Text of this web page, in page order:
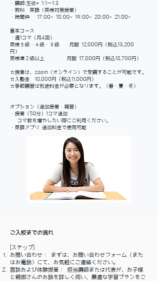
・講師:生徒= 1:1～1:3
・教科 英語（英検対策授業）
・時間枠 17:00- 18:00- 19:00- 20:00- 21:00-
基本コース
・週1コマ（月4回）
英検５級・４級・３級 月謝 12,000円（税込13,200
円）
英検準２級以上 月謝 17,000円（税込18,700円）
☆授業は、zoom（オンライン）で受講することが可能です。
☆入塾金 10,000円（税込11,000円）
☆季節講習は別途料金が必要となります。（春・夏・冬）
オプション（追加授業・補習）
・授業（50分）1コマ追加
コマ数を増やしたい際にご利用ください。
・英語アプリ 追加料金で使用可能
ご入校までの流れ
[ステップ]
お問い合わせ： まずは、お問い合わせフォーム（また
はお電話）にて、お気軽にご連絡ください。
面談および体験授業： 担当講師または代表が、お子様
と親御さんのお話を詳しく伺い、最適な学習プランをご